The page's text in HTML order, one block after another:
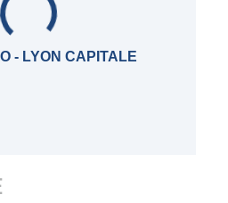
- LYON CAPITALE